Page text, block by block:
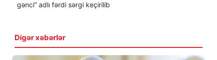
gənci” adlı fərdi sərgi keçirilib
Digər xəbərlər